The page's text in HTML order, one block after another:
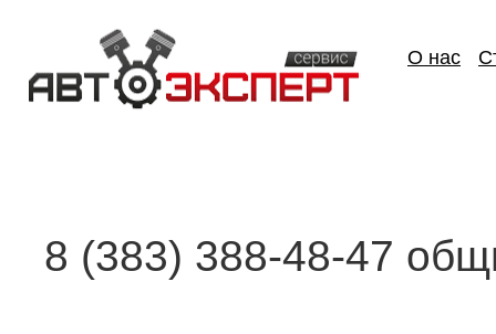
О нас
8 (383) 388-48-47